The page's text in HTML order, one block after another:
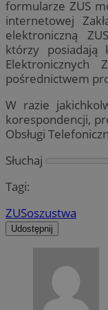
formularze ZUS
internetowej
elektroniczną
którzy posiadają
pośrednictwem
W razie
korespondencji,
Obsługi
Słuchaj
Tagi:
ZUSoszustwa
Udostępnij